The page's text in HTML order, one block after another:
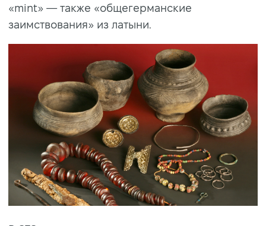
«mint» — также «общегерманские
заимствования» из латыни.